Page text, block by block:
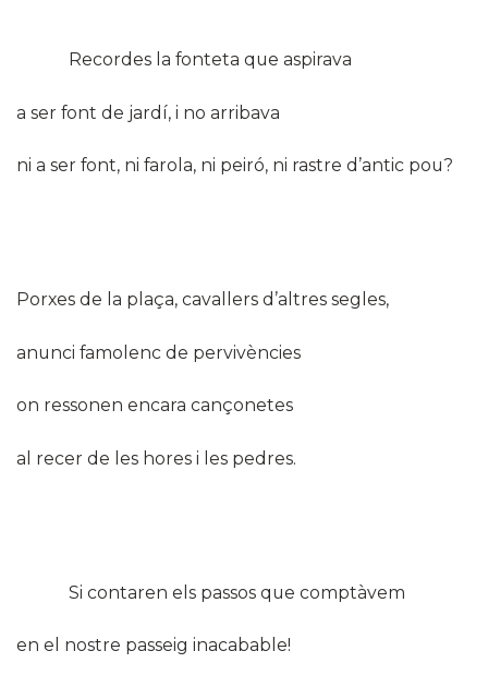
Recordes la fonteta que aspirava
a ser font de jardí, i no arribava
ni a ser font, ni farola, ni peiró, ni rastre d’antic pou?
Porxes de la plaça, cavallers d’altres segles,
anunci famolenc de pervivències
on ressonen encara cançonetes
al recer de les hores i les pedres.
Si contaren els passos que comptàvem
en el nostre passeig inacabable!